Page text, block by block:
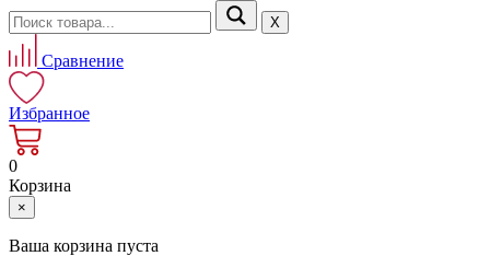
Х
Сравнение
Избранное
0
Корзина
×
Ваша корзина пуста